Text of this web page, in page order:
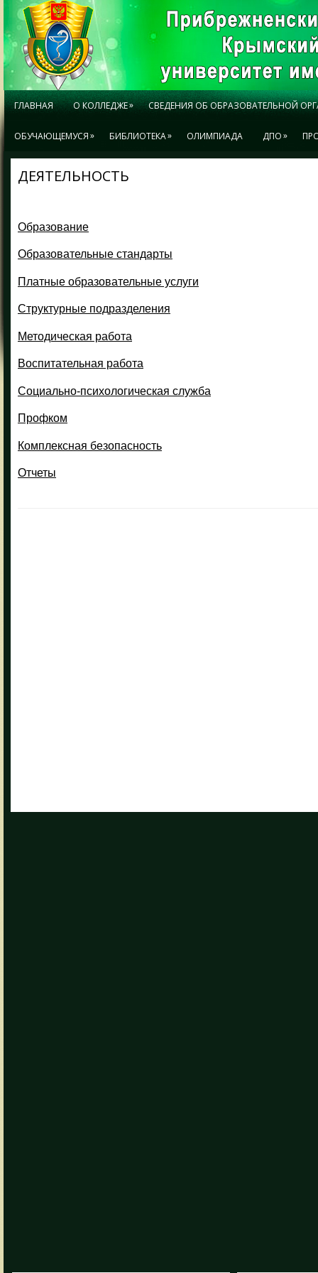
ГЛАВНАЯ О КОЛЛЕДЖЕ» СВЕДЕНИЯ ОБ ОБРАЗОВАТЕЛЬНОЙ
ОБУЧАЮЩЕМУСЯ» БИБЛИОТЕКА» ОЛИМПИАДА ДПО»
ДЕЯТЕЛЬНОСТЬ
Образование
Образовательные стандарты
Платные образовательные услуги
Структурные подразделения
Методическая работа
Воспитательная работа
Социально-психологическая служба
Профком
Комплексная безопасность
Отчеты